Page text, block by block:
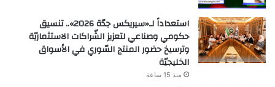
استعداداً لـ«سيريكس جدّة 2026».. تنسيق
حكومي وصناعي لتعزيز الشّراكات الاستثماريّة
وترسيخ حضور المنتج السّوري في الأسواق
الخليجيّة
منذ 15 ساعة